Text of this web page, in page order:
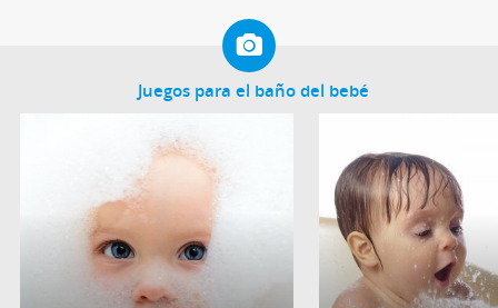
Juegos para el baño del bebé